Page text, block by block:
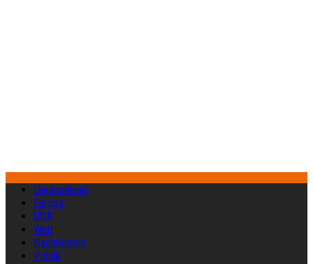
Deutschland
Europa
USA
Welt
Nachrichten
Politik